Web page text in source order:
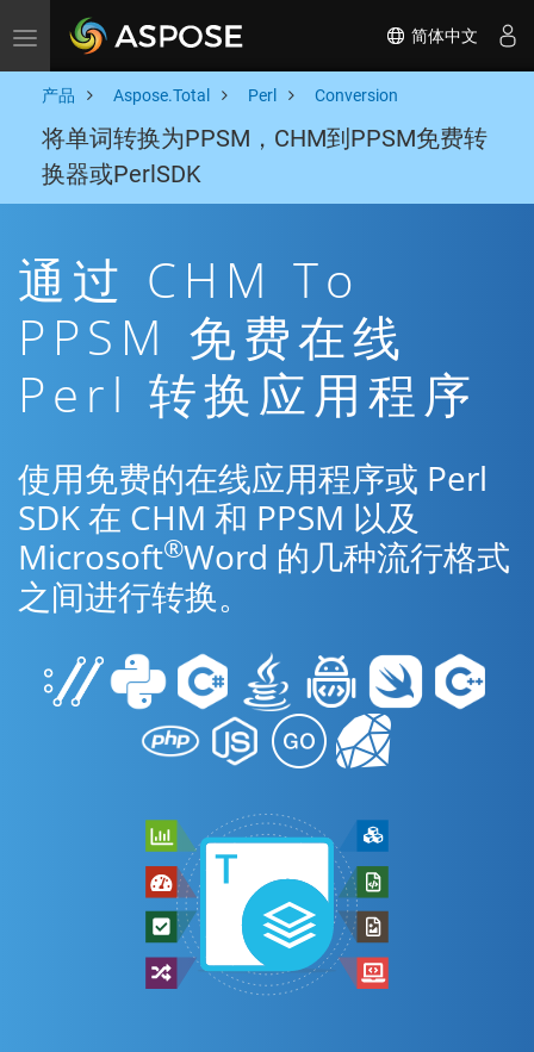
Toggle navigation 简体中文
产品 Aspose.Total Perl Conversion
将单词转换为PPSM，CHM到PPSM免费转
换器或PerlSDK
通过 CHM To
PPSM 免费在线
Perl 转换应用程序
使用免费的在线应用程序或 Perl
SDK 在 CHM 和 PPSM 以及
Microsoft®Word 的几种流行格式
之间进行转换。